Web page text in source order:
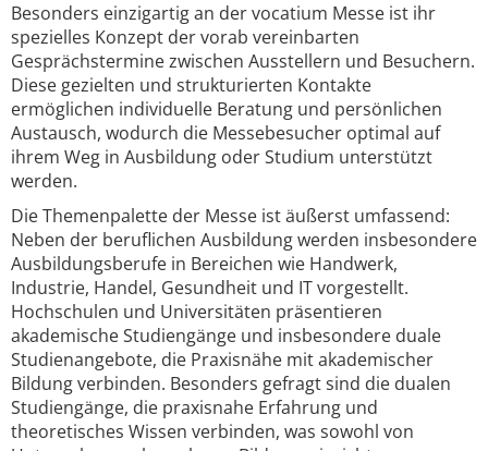
Besonders einzigartig an der vocatium Messe ist ihr
spezielles Konzept der vorab vereinbarten
Gesprächstermine zwischen Ausstellern und Besuchern.
Diese gezielten und strukturierten Kontakte
ermöglichen individuelle Beratung und persönlichen
Austausch, wodurch die Messebesucher optimal auf
ihrem Weg in Ausbildung oder Studium unterstützt
werden.
Die Themenpalette der Messe ist äußerst umfassend:
Neben der beruflichen Ausbildung werden insbesondere
Ausbildungsberufe in Bereichen wie Handwerk,
Industrie, Handel, Gesundheit und IT vorgestellt.
Hochschulen und Universitäten präsentieren
akademische Studiengänge und insbesondere duale
Studienangebote, die Praxisnähe mit akademischer
Bildung verbinden. Besonders gefragt sind die dualen
Studiengänge, die praxisnahe Erfahrung und
theoretisches Wissen verbinden, was sowohl von